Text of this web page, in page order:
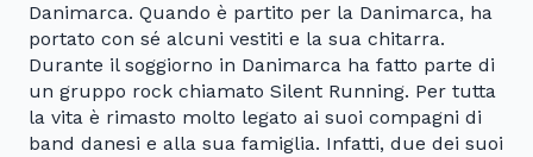
Danimarca. Quando è partito per la Danimarca, ha
portato con sé alcuni vestiti e la sua chitarra.
Durante il soggiorno in Danimarca ha fatto parte di
un gruppo rock chiamato Silent Running. Per tutta
la vita è rimasto molto legato ai suoi compagni di
band danesi e alla sua famiglia. Infatti, due dei suoi